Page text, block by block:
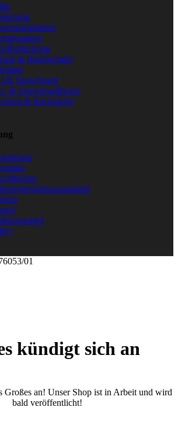
& Handschuhe
& Snowboard
& Snowboardboots
& Rucksäcke
01
kündigt sich an
Großes an! Unser Shop ist in Arbeit und wird
bald veröffentlicht!